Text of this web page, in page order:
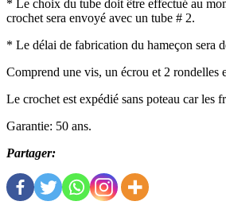
* Le choix du tube doit être effectué au
crochet sera envoyé avec un tube # 2.
* Le délai de fabrication du hameçon sera
Comprend une vis, un écrou et 2
Le crochet est expédié sans poteau car les
Garantie: 50 ans.
Partager: